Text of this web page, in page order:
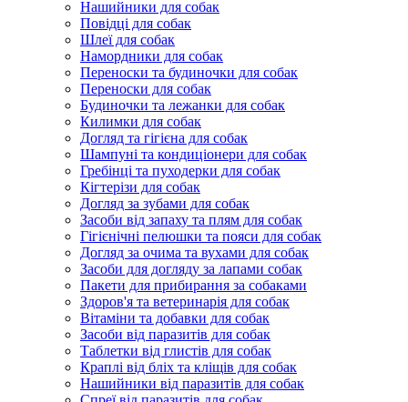
Нашийники для собак
Повідці для собак
Шлеї для собак
Намордники для собак
Переноски та будиночки для собак
Переноски для собак
Будиночки та лежанки для собак
Килимки для собак
Догляд та гігієна для собак
Шампуні та кондиціонери для собак
Гребінці та пуходерки для собак
Кігтерізи для собак
Догляд за зубами для собак
Засоби від запаху та плям для собак
Гігієнічні пелюшки та пояси для собак
Догляд за очима та вухами для собак
Засоби для догляду за лапами собак
Пакети для прибирання за собаками
Здоров'я та ветеринарія для собак
Вітаміни та добавки для собак
Засоби від паразитів для собак
Таблетки від глистів для собак
Краплі від бліх та кліщів для собак
Нашийники від паразитів для собак